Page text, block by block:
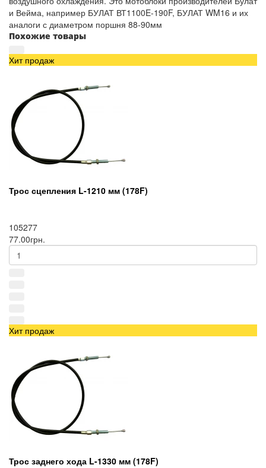
и Вейма, например БУЛАТ ВТ1100E-190F, БУЛАТ WM16 и их
аналоги с диаметром поршня 88-90мм
Похожие товары
Хит продаж
Трос сцепления L-1210 мм (178F)
105277
77.00грн.
Хит продаж
Трос заднего хода L-1330 мм (178F)